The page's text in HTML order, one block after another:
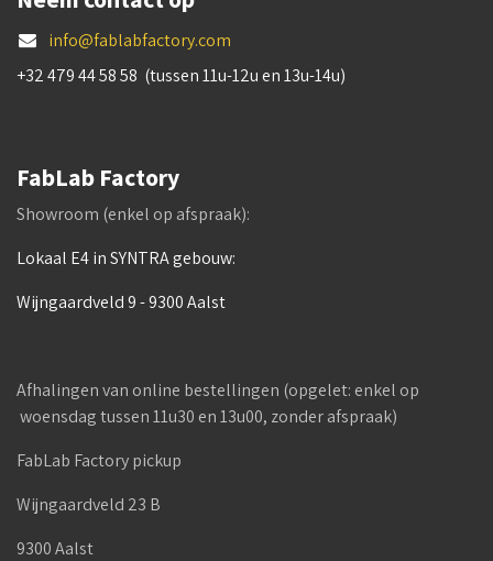
info@fablabfactory.com
+32 479 44 58 58 (tussen 11u-12u en 13u-14u)
FabLab Factory
Showroom (enkel op afspraak):
Lokaal E4 in SYNTRA gebouw:
Wijngaardveld 9 - 9300 Aalst
Afhalingen van online bestellingen (opgelet: enkel op
woensdag tussen 11u30 en 13u00, zonder afspraak)
FabLab Factory pickup
Wijngaardveld 23 B
9300 Aalst